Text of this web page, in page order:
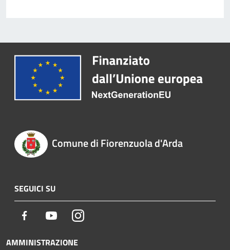
Comune di Fiorenzuola d'Arda
SEGUICI SU
Facebook YoutubeInstagram
AMMINISTRAZIONE